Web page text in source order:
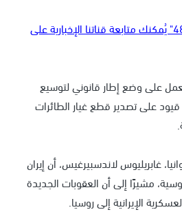
ولمتابعة كل ما يخص "عرب 48" يُمكنك متابعة قناتنا الإخبارية على
على وضع إطار قانوني لتوسيع
على تصدير قطع غيار الطائرات
غابريليوس لاندسبيرغيس، أن إيران
مشيرًا إلى أن العقوبات الجديدة
الإيرانية إلى روسيا.